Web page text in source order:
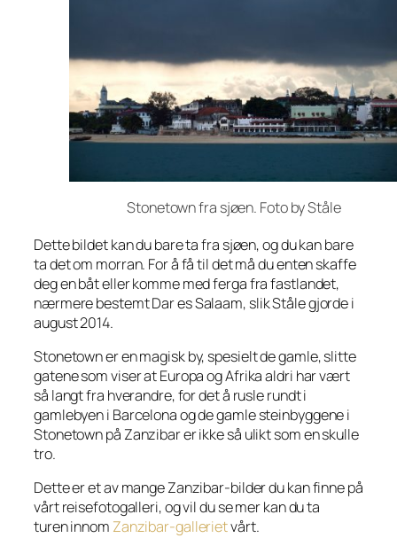
Stonetown fra sjøen. Foto by Ståle
Dette bildet kan du bare ta fra sjøen, og du kan bare
ta det om morran. For å få til det må du enten skaffe
deg en båt eller komme med ferga fra fastlandet,
nærmere bestemt Dar es Salaam, slik Ståle gjorde i
august 2014.
Stonetown er en magisk by, spesielt de gamle, slitte
gatene som viser at Europa og Afrika aldri har vært
så langt fra hverandre, for det å rusle rundt i
gamlebyen i Barcelona og de gamle steinbyggene i
Stonetown på Zanzibar er ikke så ulikt som en skulle
tro.
Dette er et av mange Zanzibar-bilder du kan finne på
vårt reisefotogalleri, og vil du se mer kan du ta
turen innom Zanzibar-gallerietvårt.